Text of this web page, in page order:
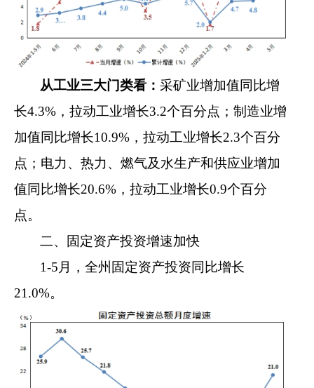
从工业三大门类看：采矿业增加值同比增
长4.3% ， 拉动工业增长3.2个百分点；制造业增
加值同比增长10.9% ， 拉动工业增长2.3个百分
点 ； 电力、热力、燃气及水生产和供应业增加
值同比增长20.6% ，拉动工业增长0.9个百分
点。
二、固定资产投资增速加快
1-5 月 ，全州固定资产投资同比增长
21.0%。